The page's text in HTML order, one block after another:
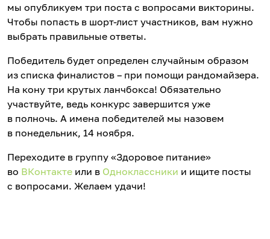
мы опубликуем три поста с вопросами викторины.
Чтобы попасть в шорт-лист участников, вам нужно
выбрать правильные ответы.
Победитель будет определен случайным образом
из списка финалистов – при помощи рандомайзера.
На кону три крутых ланчбокса! Обязательно
участвуйте, ведь конкурс завершится уже
в полночь. А имена победителей мы назовем
в понедельник, 14 ноября.
Переходите в группу «Здоровое питание»
во ВКонтакте или в Одноклассники и ищите посты
с вопросами. Желаем удачи!